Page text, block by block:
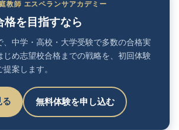
教師 エスペランサアカデミー
格を目指すなら
、中学・高校・大学受験で多数の合格実
じめ志望校合格までの戦略を、初回体験
案します。
る 無料体験を申し込む